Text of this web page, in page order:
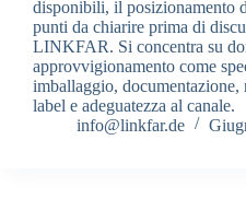
disponibili, il posizionamento
punti da chiarire prima di
LINKFAR. Si concentra su
approvvigionamento come
imballaggio, documentazione,
label e adeguatezza al canale.
info@linkfar.de